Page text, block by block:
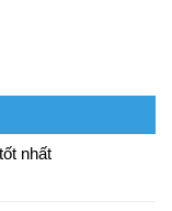
nhất